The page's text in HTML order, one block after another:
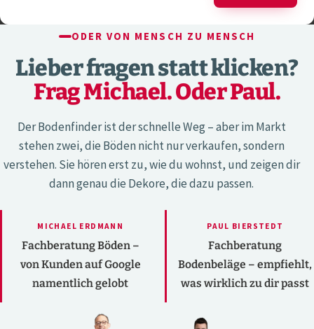
ODER VON MENSCH ZU MENSCH
Lieber fragen statt klicken?
Frag Michael. Oder Paul.
Der Bodenfinder ist der schnelle Weg – aber im Markt
stehen zwei, die Böden nicht nur verkaufen, sondern
verstehen. Sie hören erst zu, wie du wohnst, und zeigen dir
dann genau die Dekore, die dazu passen.
MICHAEL ERDMANN
Fachberatung Böden –
von Kunden auf Google
namentlich gelobt
PAUL BIERSTEDT
Fachberatung
Bodenbeläge – empfiehlt,
was wirklich zu dir passt